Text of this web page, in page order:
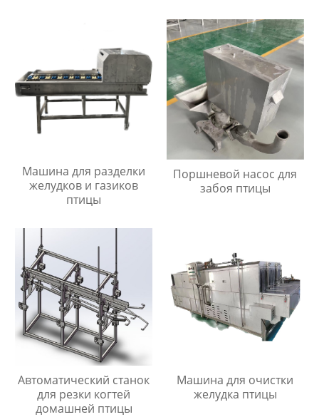
Машина для разделки
желудков и газиков
птицы
Поршневой насос для
забоя птицы
Автоматический станок
для резки когтей
домашней птицы
Машина для очистки
желудка птицы